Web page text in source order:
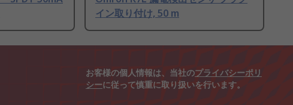
イン取り付け, 50 m
お客様の個人情報は、当社のプライバシーポリ
シーに従って慎重に取り扱いを行います。